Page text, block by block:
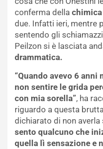
conferma della
due. Infatti ieri, mentre
sentendo gli
Peilzon si è lasciata
drammatica.
“Quando avevo 6
non sentire le grida
con mia sorella”, ha
riguardo a questa
dichiarato di non averla
sento qualcuno che
quella lì sensazione e